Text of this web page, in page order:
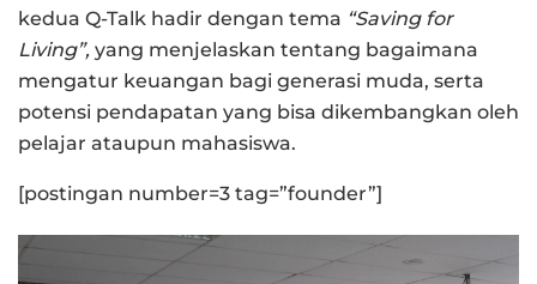
kedua Q-Talk hadir dengan tema “Saving for
Living”, yang menjelaskan tentang bagaimana
mengatur keuangan bagi generasi muda, serta
potensi pendapatan yang bisa dikembangkan oleh
pelajar ataupun mahasiswa.
[postingan number=3 tag=”founder”]